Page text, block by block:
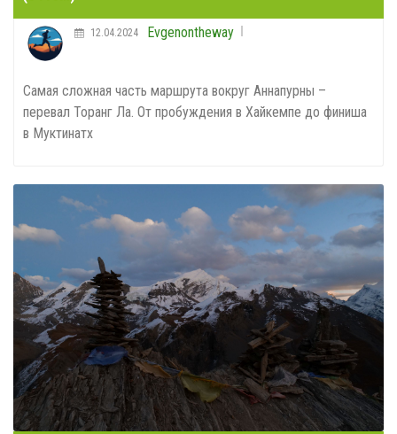
Evgenontheway
12.04.2024
Самая сложная часть маршрута вокруг Аннапурны –
перевал Торанг Ла. От пробуждения в Хайкемпе до финиша
в Муктинатх